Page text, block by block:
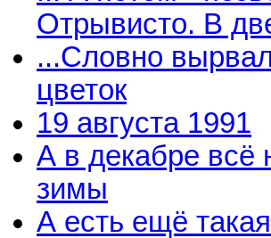
Отрывисто. В
...Словно
цветок
19 августа 1991
А в декабре всё
зимы
А есть ещё